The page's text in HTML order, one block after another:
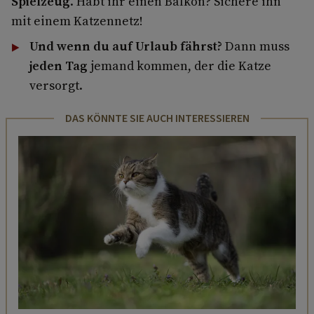
mit einem Katzennetz!
Und wenn du auf Urlaub fährst? Dann muss
jeden Tag jemand kommen, der die Katze
versorgt.
DAS KÖNNTE SIE AUCH INTERESSIEREN